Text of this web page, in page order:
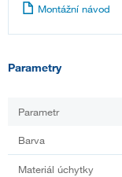
Montážní návod
Parametry
Parametr
Barva
Materiál úchytky